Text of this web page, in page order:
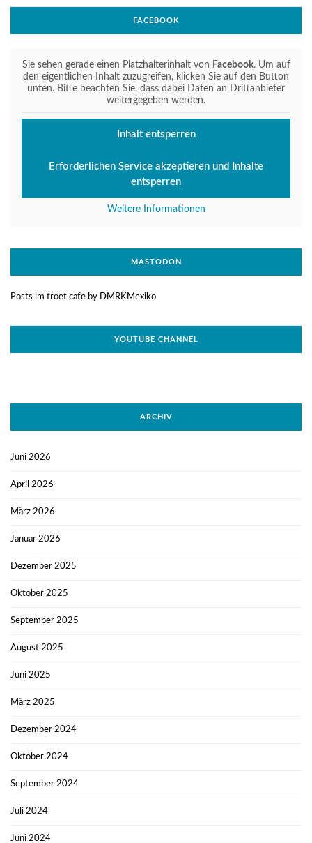
FACEBOOK
Sie sehen gerade einen Platzhalterinhalt von Facebook. Um auf
den eigentlichen Inhalt zuzugreifen, klicken Sie auf den Button
unten. Bitte beachten Sie, dass dabei Daten an Drittanbieter
weitergegeben werden.
Inhalt entsperren
Erforderlichen Service akzeptieren und Inhalte
entsperren
Weitere Informationen
MASTODON
Posts im troet.cafe by DMRKMexiko
YOUTUBE CHANNEL
ARCHIV
Juni 2026
April 2026
März 2026
Januar 2026
Dezember 2025
Oktober 2025
September 2025
August 2025
Juni 2025
März 2025
Dezember 2024
Oktober 2024
September 2024
Juli 2024
Juni 2024